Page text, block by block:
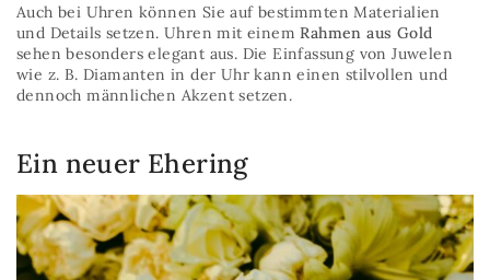
Auch bei Uhren können Sie auf bestimmten Materialien
und Details setzen. Uhren mit einemRahmen aus Gold
sehen besonders elegant aus. Die Einfassung von Juwelen
wie z. B. Diamanten in der Uhr kann einen stilvollen und
dennoch männlichen Akzent setzen.
Ein neuer Ehering